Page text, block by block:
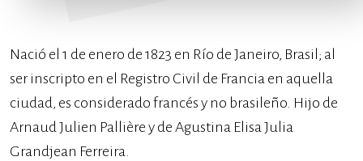
Nació el 1 de enero de 1823 en Río de Janeiro, Brasil; al
ser inscripto en el Registro Civil de Francia en aquella
ciudad, es considerado francés y no brasileño. Hijo de
Arnaud Julien Pallière y de Agustina Elisa Julia
Grandjean Ferreira.